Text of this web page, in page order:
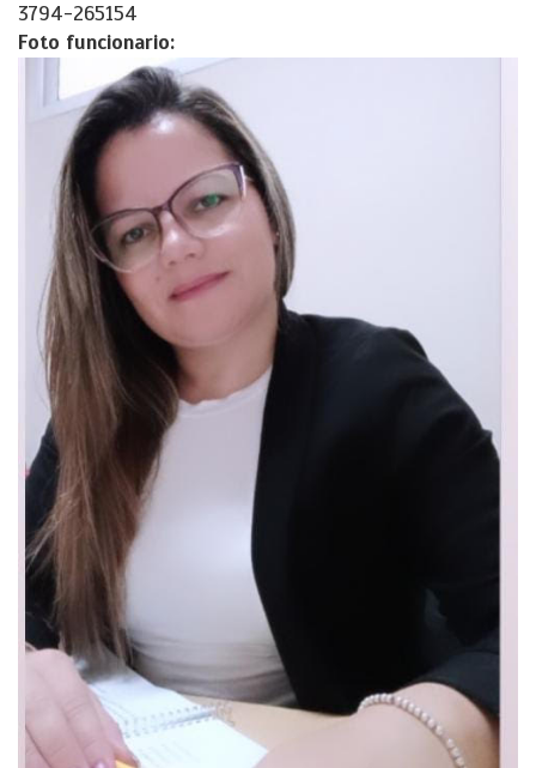
3794-265154
Foto funcionario: